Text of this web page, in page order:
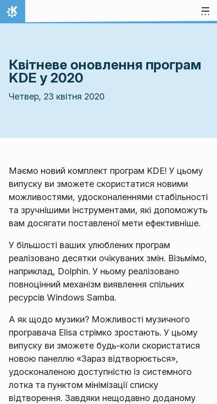
Перейти до вмісту
Домівка
Квітневе оновлення програм
KDE у 2020
Четвер, 23 квітня 2020
Маємо новий комплект програм KDE! У цьому
випуску ви зможете скористатися новими
можливостями, удосконаленнями стабільності
та зручнішими інструментами, які допоможуть
вам досягати поставленої мети ефективніше.
У більшості ваших улюблених програм
реалізовано десятки очікуваних змін. Візьмімо,
наприклад, Dolphin. У ньому реалізовано
повноцінний механізм виявлення спільних
ресурсів Windows Samba.
А як щодо музики? Можливості музичного
програвача Elisa стрімко зростають. У цьому
випуску ви зможете будь-коли скористатися
новою панеллю «Зараз відтворюється»,
удосконаленою доступністю із системного
лотка та пунктом мінімізації списку
відтворення. Завдяки нещодавно доданому